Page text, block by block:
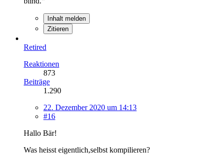
Inhalt melden
Zitieren
Retired
Reaktionen
873
Beiträge
1.290
22. Dezember 2020 um 14:13
#16
Hallo Bär!
Was heisst eigentlich,selbst kompilieren?